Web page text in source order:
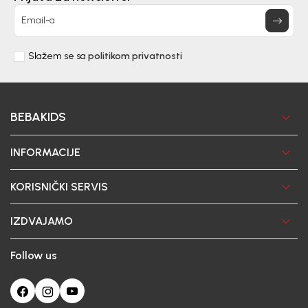
Email-a
Slažem se sa politikom privatnosti
BEBAKIDS
INFORMACIJE
KORISNIČKI SERVIS
IZDVAJAMO
Follow us